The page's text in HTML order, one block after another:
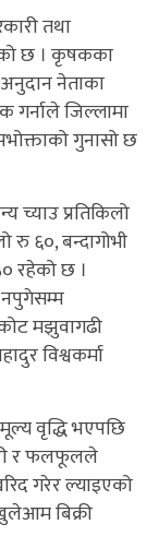
तथा
छ । कृषकका
नेताका
जिल्लामा
गुनासो छ
च्याउ प्रतिकिलो
रु ६०, बन्दागोभी
रहेको छ ।
मझुवागढी
विश्वकर्मा
वृद्धि भएपछि
र फलफूलले
गरेर ल्याइएको
बिक्री